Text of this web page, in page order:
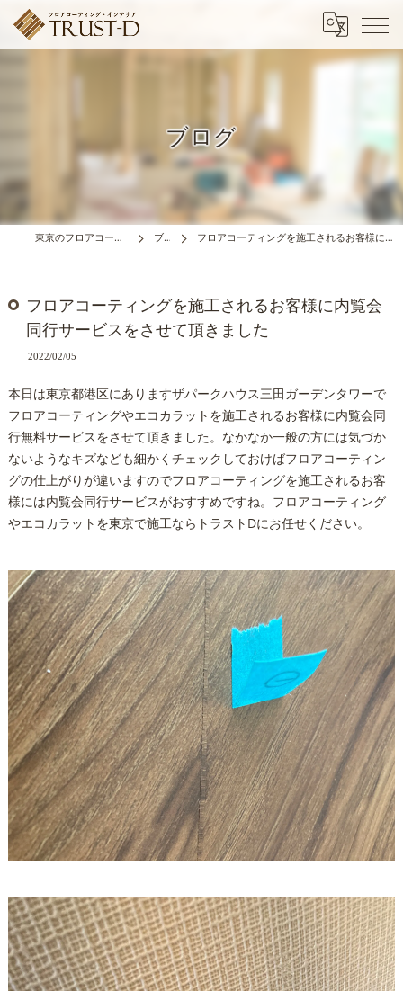
ブログ
東京のフロアコーティングはTRUST-D ブログ フロアコーティングを施工されるお客様に内覧会同行サービスをさせて頂きました
フロアコーティングを施工されるお客様に内覧会
同行サービスをさせて頂きました
2022/02/05
本日は東京都港区にありますザパークハウス三田ガーデンタワーで
フロアコーティングやエコカラットを施工されるお客様に内覧会同
行無料サービスをさせて頂きました。なかなか一般の方には気づか
ないようなキズなども細かくチェックしておけばフロアコーティン
グの仕上がりが違いますのでフロアコーティングを施工されるお客
様には内覧会同行サービスがおすすめですね。フロアコーティング
やエコカラットを東京で施工ならトラストDにお任せください。